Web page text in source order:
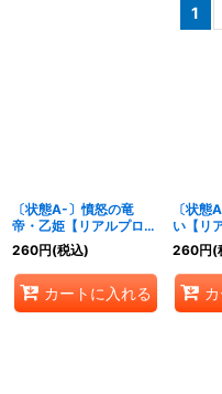
1
〔状態A-〕憤怒の竜
帝・乙姫【リアルプロ
モ】{-}《ドラゴン》
260円(税込)
カートに入れる
〔状態
い【リ
《ドラ
260円(